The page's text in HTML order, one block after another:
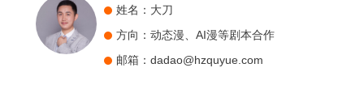
姓名：大刀
方向：动态漫、AI漫等剧本合作
邮箱：dadao@hzquyue.com